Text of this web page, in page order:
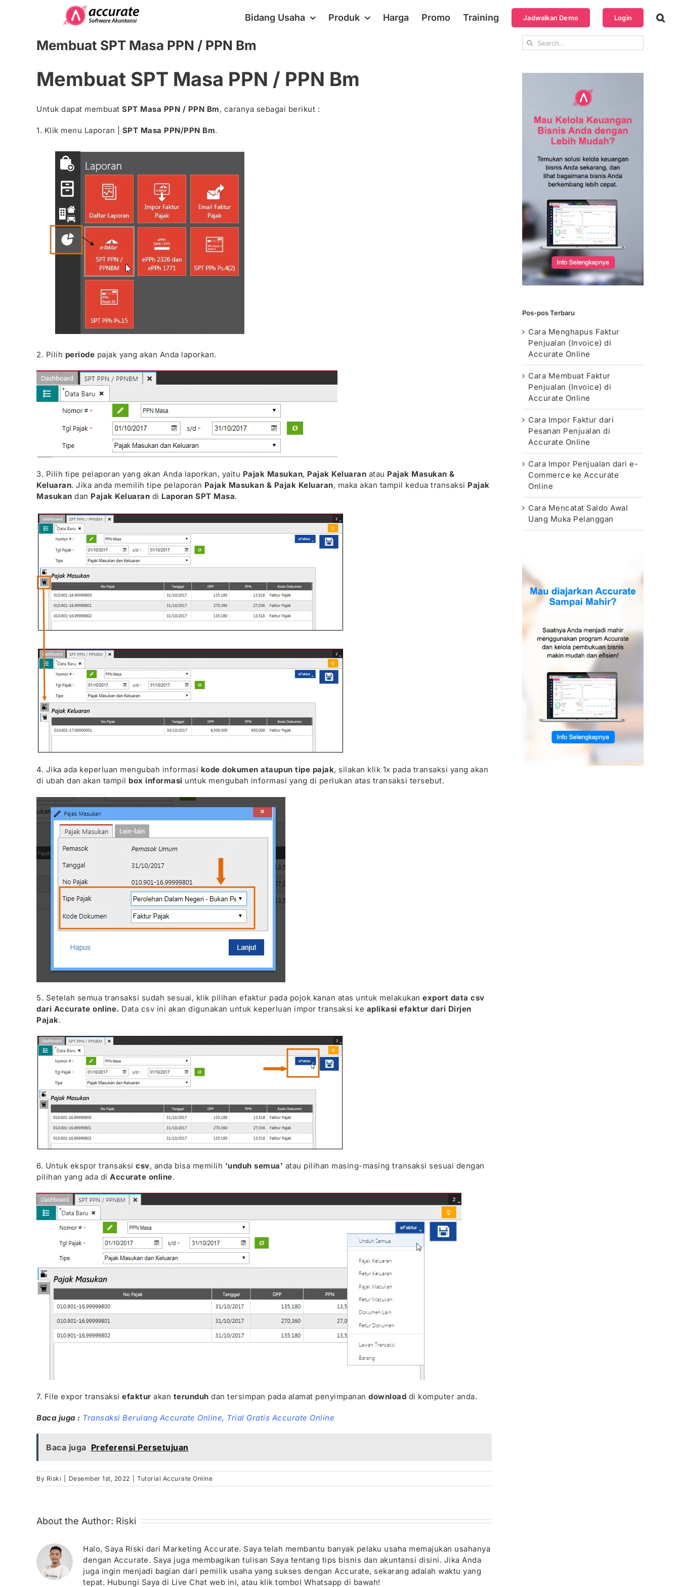
Bidang Usaha Produk Harga Promo Training Jadwalkan Demo Login
Membuat SPT Masa PPN / PPN Bm
Membuat SPT Masa PPN / PPN Bm
Untuk dapat membuat SPT Masa PPN / PPN Bm, caranya sebagai berikut :
1. Klik menu Laporan | SPT Masa PPN/PPN Bm.
2. Pilih periode pajak yang akan Anda laporkan.
3. Pilih tipe pelaporan yang akan Anda laporkan, yaitu Pajak Masukan, Pajak Keluaran atau Pajak Masukan &
Keluaran. Jika anda memilih tipe pelaporan Pajak Masukan & Pajak Keluaran, maka akan tampil kedua transaksi Pajak
Masukan dan Pajak Keluaran di Laporan SPT Masa.
4. Jika ada keperluan mengubah informasi kode dokumen ataupun tipe pajak, silakan klik 1x pada transaksi yang akan
di ubah dan akan tampil box informasi untuk mengubah informasi yang di perlukan atas transaksi tersebut.
5. Setelah semua transaksi sudah sesuai, klik pilihan efaktur pada pojok kanan atas untuk melakukan export data csv
dari Accurate online. Data csv ini akan digunakan untuk keperluan impor transaksi ke aplikasi efaktur dari Dirjen
Pajak.
6. Untuk ekspor transaksi csv, anda bisa memilih ‘unduh semua’ atau pilihan masing-masing transaksi sesuai dengan
pilihan yang ada di Accurate online.
7. File expor transaksi efaktur akan terunduh dan tersimpan pada alamat penyimpanan download di komputer anda.
Baca juga : Transaksi Berulang Accurate Online, Trial Gratis Accurate Online
Baca juga Preferensi Persetujuan
By Riski Desember 1st, 2022 Tutorial Accurate Online
About the Author: Riski
Halo, Saya Riski dari Marketing Accurate. Saya telah membantu banyak pelaku usaha memajukan usahanya
dengan Accurate. Saya juga membagikan tulisan Saya tentang tips bisnis dan akuntansi disini. Jika Anda
juga ingin menjadi bagian dari pemilik usaha yang sukses dengan Accurate, sekarang adalah waktu yang
tepat. Hubungi Saya di Live Chat web ini, atau klik tombol Whatsapp di bawah!
Search
for:
Pos-pos Terbaru
Cara Menghapus Faktur
Penjualan (Invoice) di
Accurate Online
Cara Membuat Faktur
Penjualan (Invoice) di
Accurate Online
Cara Impor Faktur dari
Pesanan Penjualan di
Accurate Online
Cara Impor Penjualan dari e-
Commerce ke Accurate
Online
Cara Mencatat Saldo Awal
Uang Muka Pelanggan